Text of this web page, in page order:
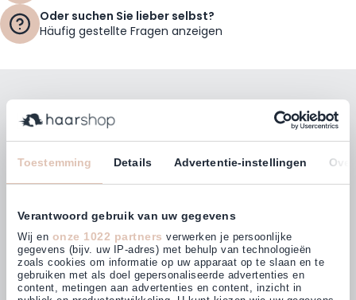
Toestemming Details Advertentie-instellingen Over
Verantwoord gebruik van uw gegevens
Wij en onze 1022 partners verwerken je persoonlijke
gegevens (bijv. uw IP-adres) met behulp van technologieën
zoals cookies om informatie op uw apparaat op te slaan en te
gebruiken met als doel gepersonaliseerde advertenties en
content, metingen aan advertenties en content, inzicht in
Oder suchen Sie lieber selbst?
Häufig gestellte Fragen anzeigen
Bleiben Sie mit unserem Newsletter auf dem
Laufenden!
E-Mailadresse
Abonnieren
Kunden bewerten uns mit